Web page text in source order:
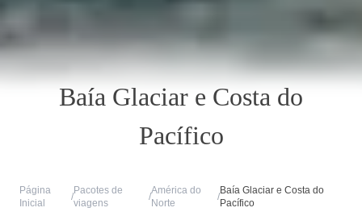
Baía Glaciar e Costa do
Pacífico
Página
Inicial
/
Pacotes de
viagens
/
América do
Norte
/
Baía Glaciar e Costa do
Pacífico